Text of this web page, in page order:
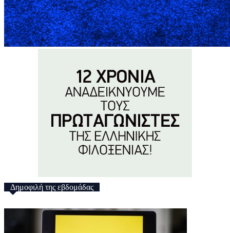
Δημοφιλή της εβδομάδας